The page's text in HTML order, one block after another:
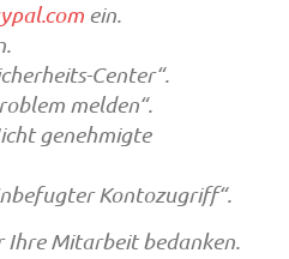
ein.
Center“.
melden“.
genehmigte
Kontozugriff“.
Ihre Mitarbeit bedanken.